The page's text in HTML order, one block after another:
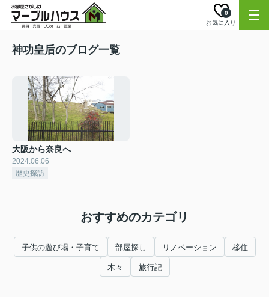
お気に入り
0
神功皇后のブログ一覧
大阪から奈良へ
2024.06.06
歴史探訪
おすすめのカテゴリ
子供の遊び場・子育て 部屋探し リノベーション 移住
木々 旅行記